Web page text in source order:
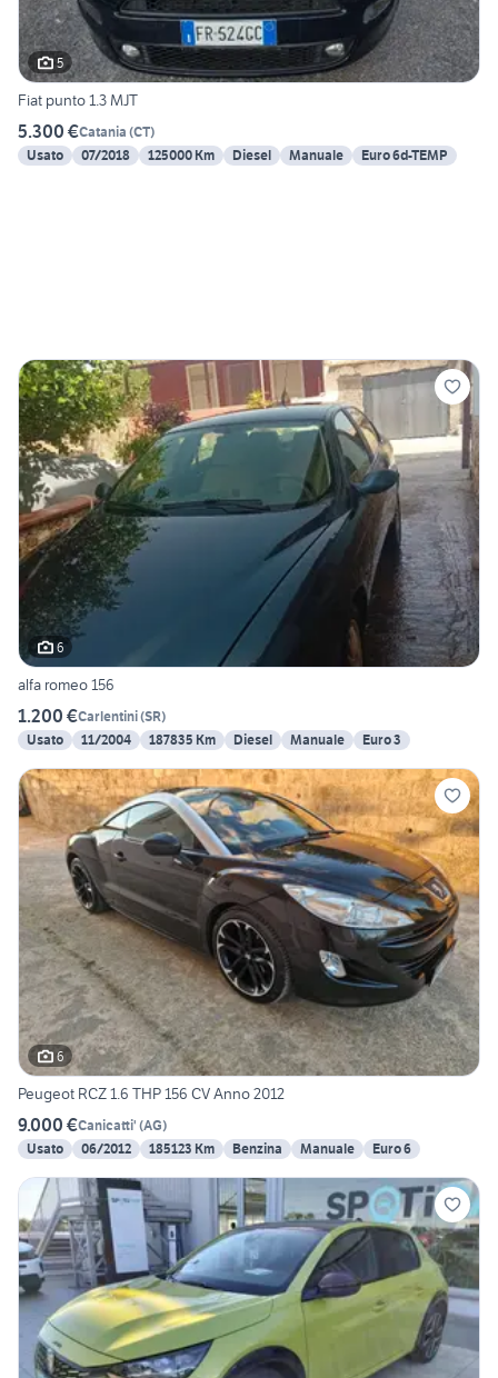
5
Fiat punto 1.3 MJT
5.300 €Catania (CT)
Usato
07/2018 125000 Km Diesel Manuale Euro 6d-TEMP
6
alfa romeo 156
1.200 €Carlentini(SR)
Usato
11/2004 187835 Km Diesel Manuale Euro 3
6
Peugeot RCZ 1.6 THP 156 CV Anno 2012
9.000 €Canicatti' (AG)
Usato
06/2012 185123 Km Benzina Manuale Euro 6